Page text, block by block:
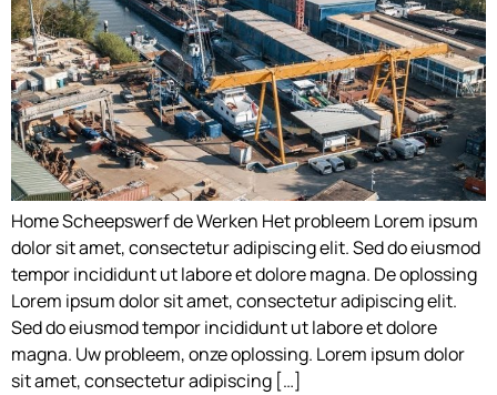
Home Scheepswerf de Werken Het probleem Lorem ipsum
dolor sit amet, consectetur adipiscing elit. Sed do eiusmod
tempor incididunt ut labore et dolore magna. De oplossing
Lorem ipsum dolor sit amet, consectetur adipiscing elit.
Sed do eiusmod tempor incididunt ut labore et dolore
magna. Uw probleem, onze oplossing. Lorem ipsum dolor
sit amet, consectetur adipiscing […]